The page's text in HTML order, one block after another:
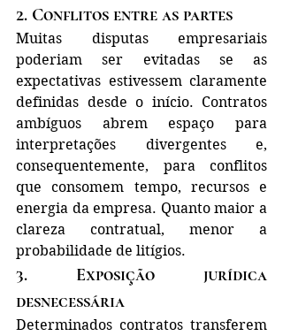
2. Conflitos entre as partes
Muitas disputas empresariais
poderiam ser evitadas se as
expectativas estivessem claramente
definidas desde o início. Contratos
ambíguos abrem espaço para
interpretações divergentes e,
consequentemente, para conflitos
que consomem tempo, recursos e
energia da empresa. Quanto maior a
clareza contratual, menor a
probabilidade de litígios.
3. Exposição jurídica
desnecessária
Determinados contratos transferem